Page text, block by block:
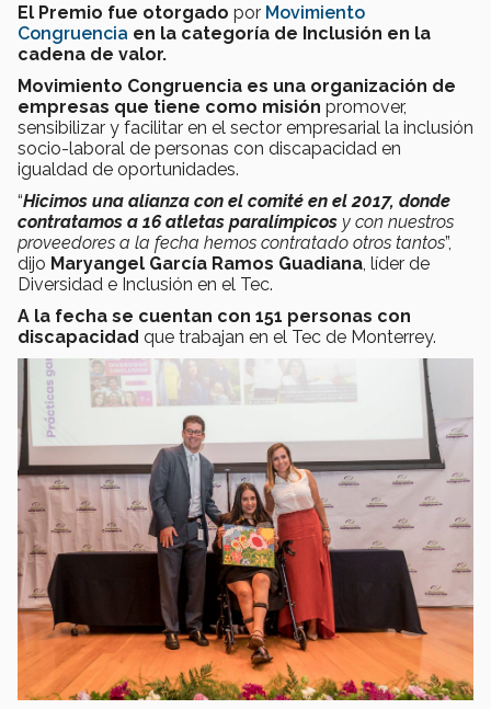
El Premio fue otorgado por Movimiento
Congruencia en la categoría de Inclusión en la
cadena de valor.
Movimiento Congruencia es una organización de
empresas que tiene como misión promover,
sensibilizar y facilitar en el sector empresarial la inclusión
socio-laboral de personas con discapacidad en
igualdad de oportunidades.
“Hicimos una alianza con el comité en el 2017, donde
contratamos a 16 atletas paralímpicos y con nuestros
proveedores a la fecha hemos contratado otros tantos”,
dijo Maryangel García Ramos Guadiana , líder de
Diversidad e Inclusión en el Tec.
A la fecha se cuentan con 151 personas con
discapacidad que trabajan en el Tec de Monterrey.